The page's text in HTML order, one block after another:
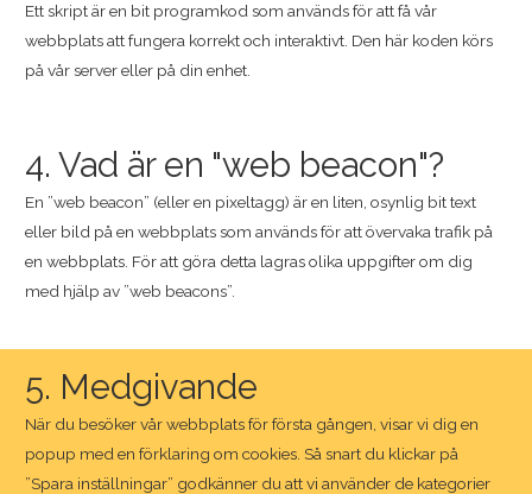
Ett skript är en bit programkod som används för att få vår
webbplats att fungera korrekt och interaktivt. Den här koden körs
på vår server eller på din enhet.
4. Vad är en "web beacon"?
En ”web beacon” (eller en pixeltagg) är en liten, osynlig bit text
eller bild på en webbplats som används för att övervaka trafik på
en webbplats. För att göra detta lagras olika uppgifter om dig
med hjälp av ”web beacons”.
5. Medgivande
När du besöker vår webbplats för första gången, visar vi dig en
popup med en förklaring om cookies. Så snart du klickar på
”Spara inställningar” godkänner du att vi använder de kategorier